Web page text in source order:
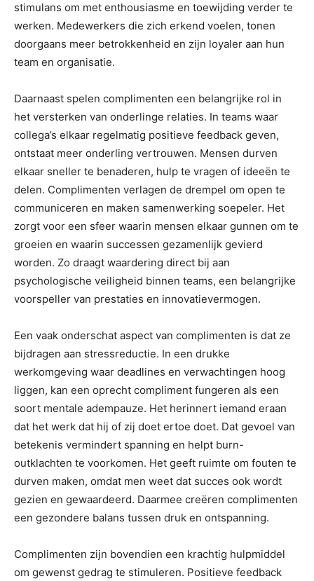
stimulans om met enthousiasme en toewijding verder te
werken. Medewerkers die zich erkend voelen, tonen
doorgaans meer betrokkenheid en zijn loyaler aan hun
team en organisatie.
Daarnaast spelen complimenten een belangrijke rol in
het versterken van onderlinge relaties. In teams waar
collega’s elkaar regelmatig positieve feedback geven,
ontstaat meer onderling vertrouwen. Mensen durven
elkaar sneller te benaderen, hulp te vragen of ideeën te
delen. Complimenten verlagen de drempel om open te
communiceren en maken samenwerking soepeler. Het
zorgt voor een sfeer waarin mensen elkaar gunnen om te
groeien en waarin successen gezamenlijk gevierd
worden. Zo draagt waardering direct bij aan
psychologische veiligheid binnen teams, een belangrijke
voorspeller van prestaties en innovatievermogen.
Een vaak onderschat aspect van complimenten is dat ze
bijdragen aan stressreductie. In een drukke
werkomgeving waar deadlines en verwachtingen hoog
liggen, kan een oprecht compliment fungeren als een
soort mentale adempauze. Het herinnert iemand eraan
dat het werk dat hij of zij doet ertoe doet. Dat gevoel van
betekenis vermindert spanning en helpt burn-
outklachten te voorkomen. Het geeft ruimte om fouten te
durven maken, omdat men weet dat succes ook wordt
gezien en gewaardeerd. Daarmee creëren complimenten
een gezondere balans tussen druk en ontspanning.
Complimenten zijn bovendien een krachtig hulpmiddel
om gewenst gedrag te stimuleren. Positieve feedback